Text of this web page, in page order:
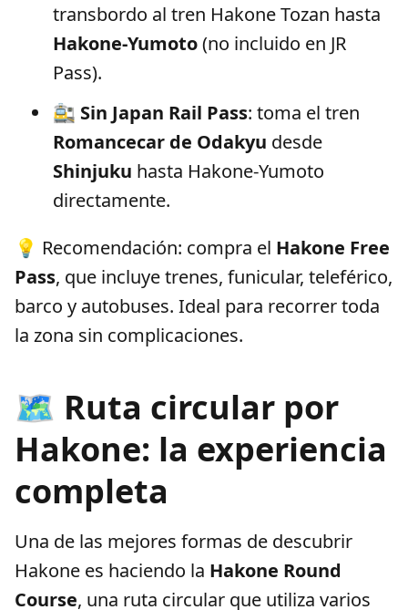
transbordo al tren Hakone Tozan hasta
Hakone-Yumoto(no incluido en JR
Pass).
🚉 Sin Japan Rail Pass: toma el tren
Romancecar de Odakyu desde
Shinjuku hasta Hakone-Yumoto
directamente.
💡 Recomendación: compra el Hakone Free
Pass, que incluye trenes, funicular, teleférico,
barco y autobuses. Ideal para recorrer toda
la zona sin complicaciones.
🗺️ Ruta circular por
Hakone: la experiencia
completa
Una de las mejores formas de descubrir
Hakone es haciendo la Hakone Round
Course, una ruta circular que utiliza varios